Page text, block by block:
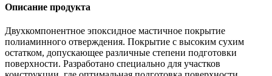
Описание продукта
Двухкомпонентное эпоксидное мастичное покрытие
полиаминного отверждения. Покрытие с высоким сухим
остатком, допускающее различные степени подготовки
поверхности. Разработано специально для участков